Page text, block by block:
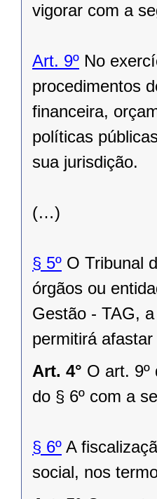
vigorar com a
Art. 9º No
procedimentos
financeira,
políticas
sua jurisdição.
(…)
§ 5º O Tribunal
órgãos ou
Gestão - TAG,
permitirá
Art. 4° O art. 9º
do § 6º com a
§ 6º A
social, nos